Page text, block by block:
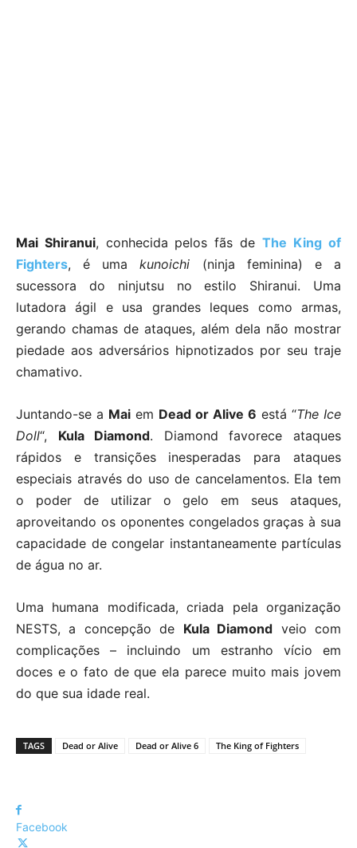
Mai Shiranui, conhecida pelos fãs de The King of
Fighters, é umakunoichi (ninja feminina) e a
sucessora do ninjutsu no estilo Shiranui. Uma
lutadora ágil e usa grandes leques como armas,
gerando chamas de ataques, além dela não mostrar
piedade aos adversários hipnotizados por seu traje
chamativo.
Juntando-se a Mai em Dead or Alive 6 está “The Ice
Doll“, Kula Diamond. Diamond favorece ataques
rápidos e transições inesperadas para ataques
especiais através do uso de cancelamentos. Ela tem
o poder de utilizar o gelo em seus ataques,
aproveitando os oponentes congelados graças à sua
capacidade de congelar instantaneamente partículas
de água no ar.
Uma humana modificada, criada pela organização
NESTS, a concepção de Kula Diamond veio com
complicações – incluindo um estranho vício em
doces e o fato de que ela parece muito mais jovem
do que sua idade real.
TAGS Dead or Alive Dead or Alive 6 The King of Fighters
Facebook